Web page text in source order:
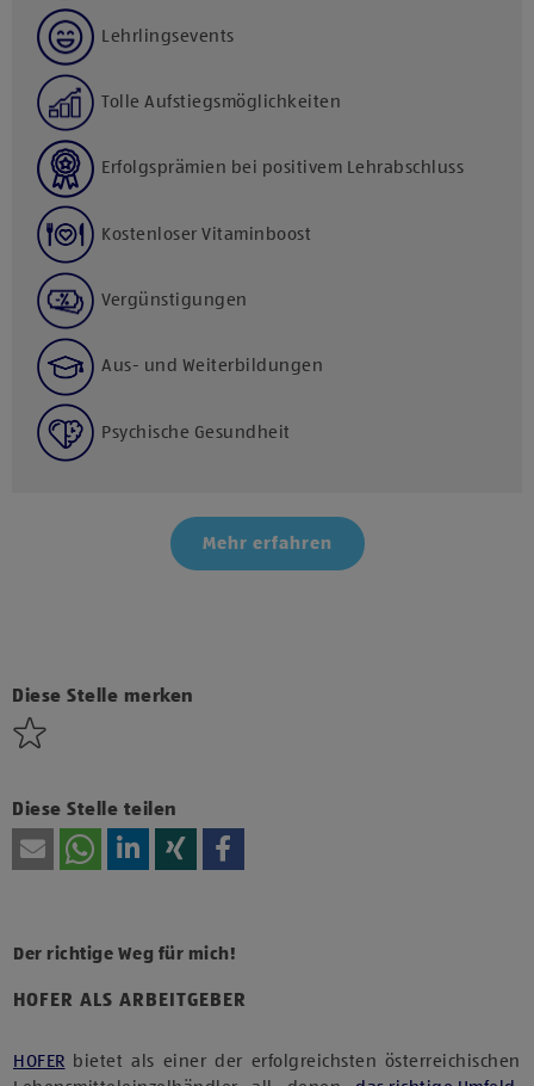
Lehrlingsevents
Tolle Aufstiegsmöglichkeiten
Erfolgsprämien bei positivem Lehrabschluss
Kostenloser Vitaminboost
Vergünstigungen
Aus- und Weiterbildungen
Psychische Gesundheit
Mehr erfahren
Diese Stelle merken
Diese Stelle teilen
HOFER ALS ARBEITGEBER
Der richtige Weg für mich!
HOFER bietet als einer der erfolgreichsten österreichischen